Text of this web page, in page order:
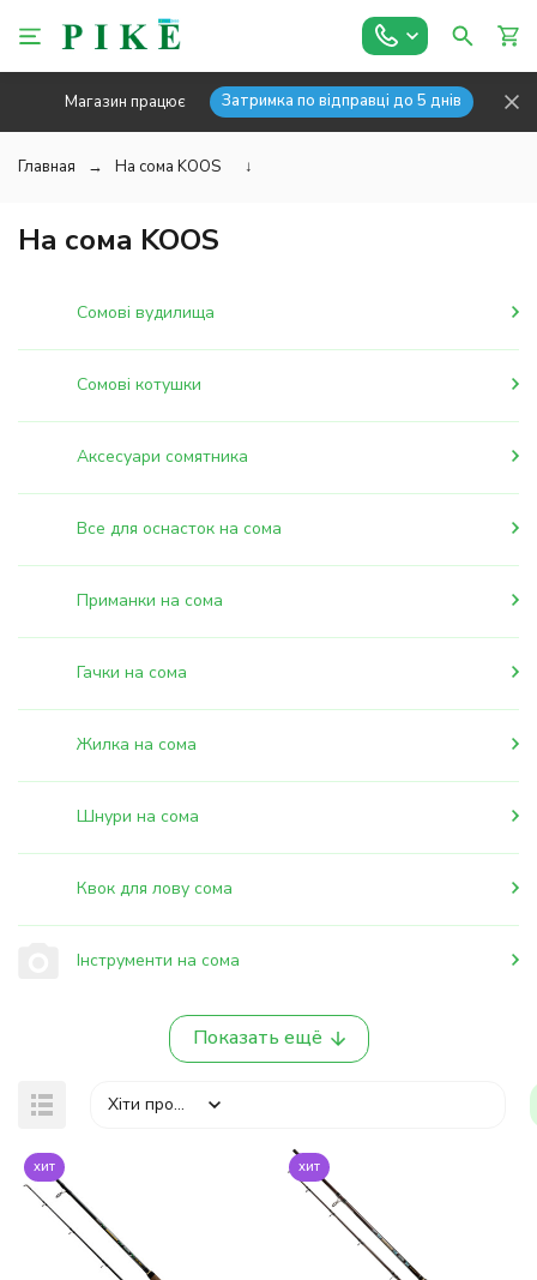
Магазин працює Затримка по відправці до 5 днів
Главная На сома KOOS ↓
На сома KOOS
Сомові вудилища
Сомові котушки
Аксесуари сомятника
Все для оснасток на сома
Приманки на сома
Гачки на сома
Жилка на сома
Шнури на сома
Квок для лову сома
Інструменти на сома
Показать ещё
Хіти продажів
хит хит